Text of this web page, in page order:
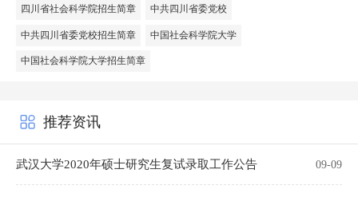
四川省社会科学院招生简章 中共四川省委党校
中共四川省委党校招生简章 中国社会科学院大学
中国社会科学院大学招生简章
推荐资讯
武汉大学2020年硕士研究生复试录取工作公告 09-09